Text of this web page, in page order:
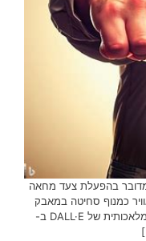
בהפעלת צעד מחאה
כמנוף סחיטה במאבק
פוליטי. התמונה עובדה במערכת הבינה המלאכותית של DALL·E ב-